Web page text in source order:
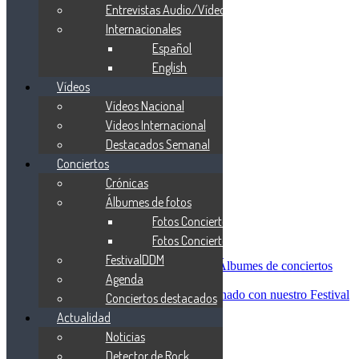
Blind Guardian
Metallica
Redemption
Saratoga
Vanden Plas
Entrevistas
Nacionales
Entrevistas Audio/Vídeo
Internacionales
Español
English
Vídeos
Vídeos Nacional
Videos Internacional
Destacados Semanal
Crónicas
Álbumes de fotos
Fotos Conciertos 2026
Álbumes de conciertos
Fotos Conciertos 2027
FestivalDDMTodas lo relacionado con nuestro Festival
Dioses del Metal
Agenda
Conciertos destacados
Actualidad
Entrevistas Audio/Vídeo
Internacionales
Español
English
Vídeos
Vídeos Nacional
Videos Internacional
Destacados Semanal
Conciertos
Crónicas
Álbumes de fotos
Fotos Conciertos 2026
Fotos Conciertos 2027
FestivalDDM
Agenda
Conciertos destacados
Actualidad
Noticias
Detector de Rock